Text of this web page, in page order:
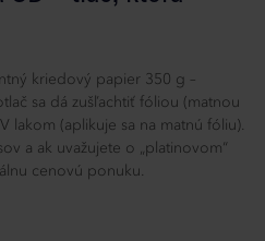
kriedový papier 350 g –
sa dá zušľachtiť fóliou (matnou
lakom (aplikuje sa na matnú fóliu).
a ak uvažujete o „platinovom“
cenovú ponuku.